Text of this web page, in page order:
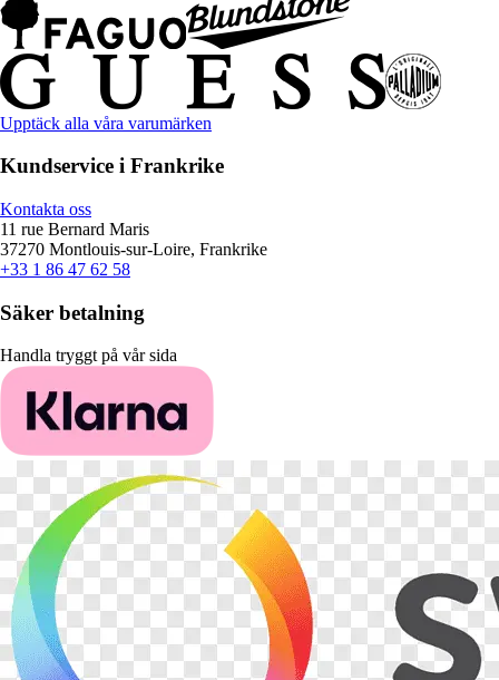
Upptäck alla våra varumärken
Kundservice i Frankrike
Kontakta oss
11 rue Bernard Maris
37270 Montlouis-sur-Loire, Frankrike
+33 1 86 47 62 58
Säker betalning
Handla tryggt på vår sida